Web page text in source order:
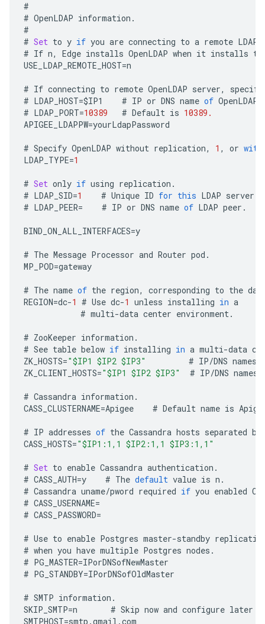
#
# OpenLDAP information .
#
# Set to y if you are connecting to a remote LDAP
# If n, Edge installs OpenLDAP when it installs
USE_LDAP_REMOTE_HOST=n
# If connecting to remote OpenLDAP server,
specify
# LDAP_HOST=$IP1 # IP or DNS name of OpenLDAP
# LDAP_PORT=10389 # Default is 10389.
APIGEE_LDAPPW=yourLdapPassword
# Specify OpenLDAP without replication, 1 , or with
LDAP_TYPE=1
# Set only if using replication .
# LDAP_SID=1 # Unique ID for this LDAP server
# LDAP_PEER= # IP or DNS name of LDAP peer .
BIND_ON_ALL_INTERFACES=y
# The Message Processor and Router pod .
MP_POD=gateway
# The name of the region, corresponding to the
REGION=dc-1 # Use dc-1 unless installing in a
# multi-data center environment.
# ZooKeeper information .
# See table below if installing in a multi-data
ZK_HOSTS="$IP1 $IP2 $IP3" # IP/DNS names
ZK_CLIENT_HOSTS="$IP1 $IP2 $IP3" # IP/DNS names
# Cassandra information .
CASS_CLUSTERNAME=Apigee # Default name is
# IP addresses of the Cassandra hosts separated by
CASS_HOSTS="$IP1:1,1 $IP2:1,1 $IP3:1,1"
# Set to enable Cassandra authentication .
# CASS_AUTH=y # The default value is n .
# Cassandra uname/pword required if you enabled
# CASS_USERNAME=
# CASS_PASSWORD=
# Use to enable Postgres master-standby
# when you have multiple Postgres nodes .
# PG_MASTER=IPorDNSofNewMaster
# PG_STANDBY=IPorDNSofOldMaster
# SMTP information .
SKIP_SMTP=n # Skip now and configure later
SMTPHOST=smtp .gmail .com